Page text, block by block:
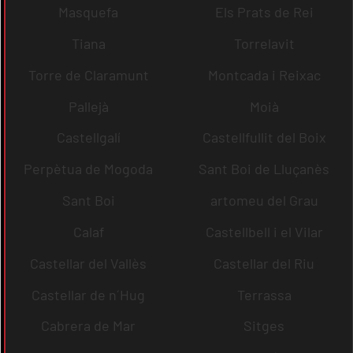
Masquefa
Els Prats de Rei
Tiana
Torrelavit
Torre de Claramunt
Montcada i Reixac
Pallejà
Moià
Castellgalí
Castellfullit del Boix
Perpètua de Mogoda
Sant Boi de Lluçanès
Sant Boi
artomeu del Grau
Calaf
Castellbell i el Vilar
Castellar del Vallès
Castellar del Riu
Castellar de n´Hug
Terrassa
Cabrera de Mar
Sitges